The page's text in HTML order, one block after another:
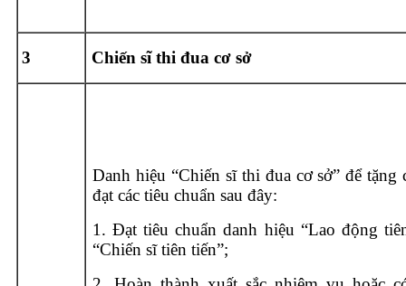
3 Chiến sĩ thi đua cơ sở
Danh hiệu “Chiến sĩ thi đua cơ sở” để tặng
đạt các tiêu chuẩn sau đây:
1. Đạt tiêu chuẩn danh hiệu “Lao động
“Chiến sĩ tiên tiến”;